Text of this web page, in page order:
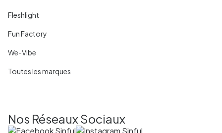
Fleshlight
Fun Factory
We-Vibe
Toutes les marques
Nos Réseaux Sociaux